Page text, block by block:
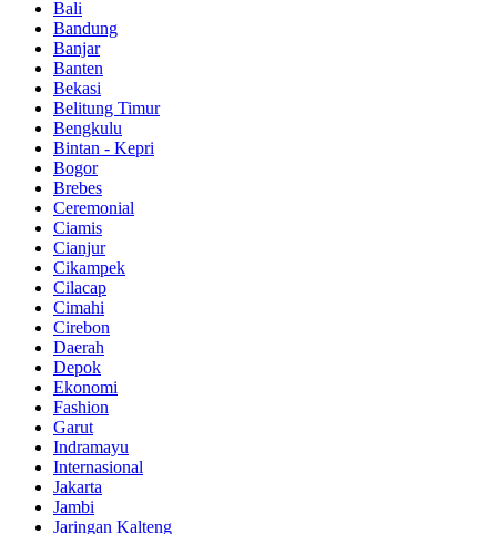
Bali
Bandung
Banjar
Banten
Bekasi
Belitung Timur
Bengkulu
Bintan - Kepri
Bogor
Brebes
Ceremonial
Ciamis
Cianjur
Cikampek
Cilacap
Cimahi
Cirebon
Daerah
Depok
Ekonomi
Fashion
Garut
Indramayu
Internasional
Jakarta
Jambi
Jaringan Kalteng